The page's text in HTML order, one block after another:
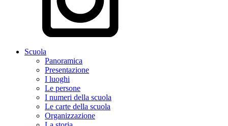
Scuola
Panoramica
Presentazione
I luoghi
Le persone
I numeri della scuola
Le carte della scuola
Organizzazione